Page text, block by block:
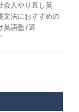
会人やり直し英
文法におすすめの
英語塾7選